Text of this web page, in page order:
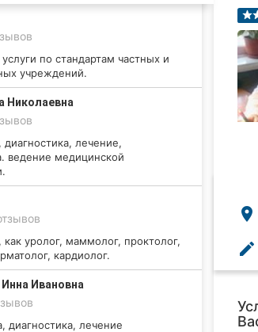
по стандартам частных и
учреждений.
Николаевна
диагностика, лечение,
ведение медицинской
уролог, маммолог, проктолог,
кардиолог.
Ивановна
диагностика, лечение
place
edit